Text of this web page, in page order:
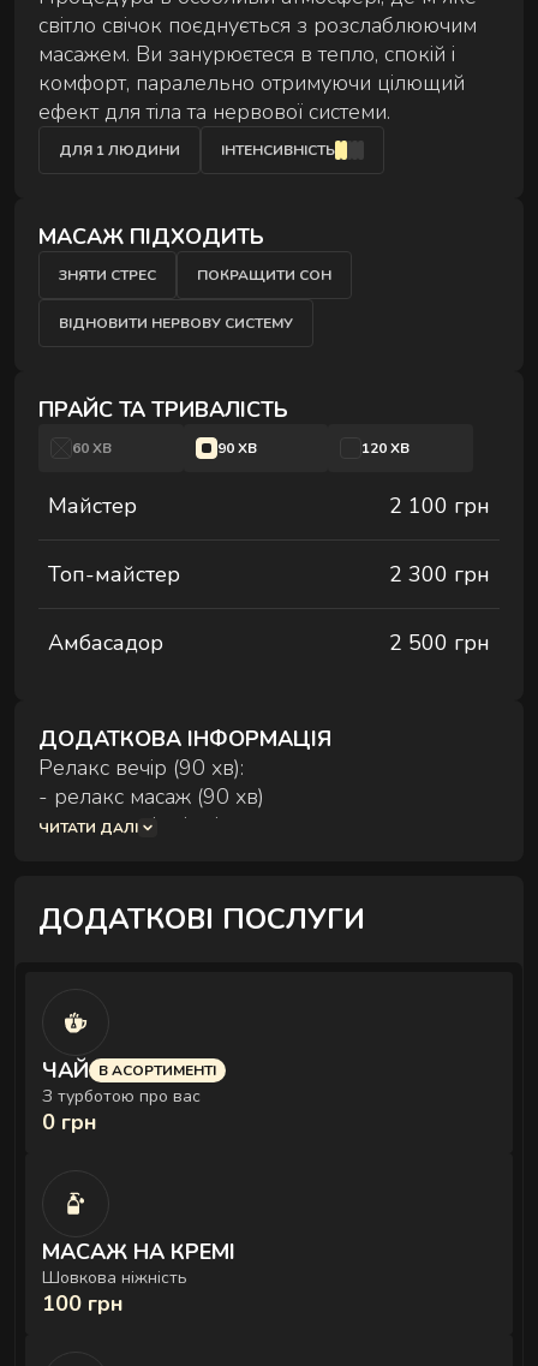
світло свічок поєднується з розслаблюючим
масажем. Ви занурюєтеся в тепло, спокій і
комфорт, паралельно отримуючи цілющий
ефект для тіла та нервової системи.
ДЛЯ 1 ЛЮДИНИ ІНТЕНСИВНІСТЬ
МАСАЖ ПІДХОДИТЬ
ЗНЯТИ СТРЕС ПОКРАЩИТИ СОН
ВІДНОВИТИ НЕРВОВУ СИСТЕМУ
ПРАЙС ТА ТРИВАЛІСТЬ
60 ХВ 90 ХВ 120 ХВ
Майстер 2 100 грн
Топ-майстер 2 300 грн
Амбасадор 2 500 грн
ДОДАТКОВА ІНФОРМАЦІЯ
Релакс вечір (90 хв):
- релакс масаж (90 хв)
- композиція зі свічок
- релакс масаж (120 хв)
- композиція зі свічок
ЧИТАТИ ДАЛІ
ДОДАТКОВІ ПОСЛУГИ
ЧАЙ В АСОРТИМЕНТІ
З турботою про вас
0 грн
МАСАЖ НА КРЕМІ
Шовкова ніжність
100 грн
Сеанс для двох — поруч, синхронно й у комфорті
на вибір.
ЕКСКЛЮЗИВНІ МАСАЖІ
відновлення.
Комплексні процедури для глибокого
відновлення тіла та внутрішнього балансу.
РИТУАЛИ КОРЕКЦІЇ ФІГУРИ
Комплексні процедури де масаж і обгортання
РИТУАЛИ ДЛЯ ОБЛИЧЧЯ
Ручні техніки, що знімають набряки,
розслаблюють затиснуті м'язи й повертають
обличчю чіткий контур - без ін'єкцій і препаратів.